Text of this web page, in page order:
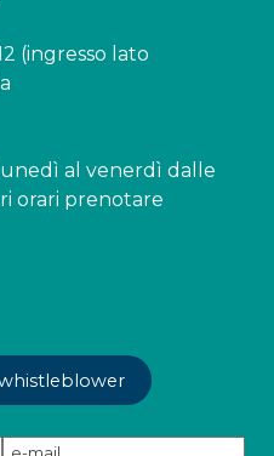
(ingresso lato
al venerdì dalle
orari prenotare